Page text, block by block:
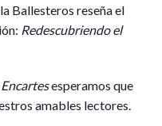
Ballesteros reseña el
Redescubriendo el
Encartesesperamos que
amables lectores.